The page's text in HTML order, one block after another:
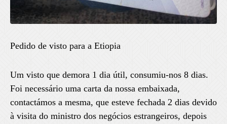
Pedido de visto para a Etiopia
Um visto que demora 1 dia útil, consumiu-nos 8 dias.
Foi necessário uma carta da nossa embaixada,
contactámos a mesma, que esteve fechada 2 dias devido
à visita do ministro dos negócios estrangeiros, depois